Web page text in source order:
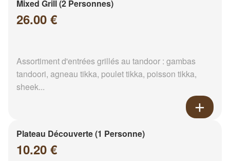
Mixed Grill (2 Personnes)
26.00 €
Assortiment d'entrées grillés au tandoor : gambas
tandoori, agneau tikka, poulet tikka, poisson tikka,
sheek...
Plateau Découverte (1 Personne)
10.20 €